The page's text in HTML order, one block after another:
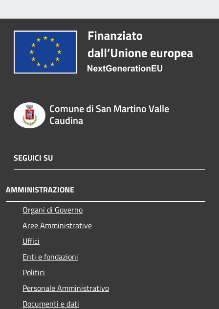
Comune di San Martino Valle
Caudina
SEGUICI SU
AMMINISTRAZIONE
Organi di Governo
Aree Amministrative
Uffici
Enti e fondazioni
Politici
Personale Amministrativo
Documenti e dati